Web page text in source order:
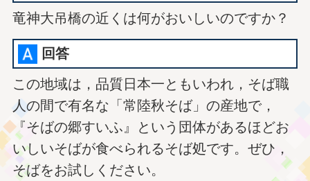
竜神大吊橋の近くは何がおいしいのですか？
回答
この地域は，品質日本一ともいわれ，そば職
人の間で有名な「常陸秋そば」の産地で，
『そばの郷すいふ』という団体があるほどお
いしいそばが食べられるそば処です。ぜひ，
そばをお試しください。